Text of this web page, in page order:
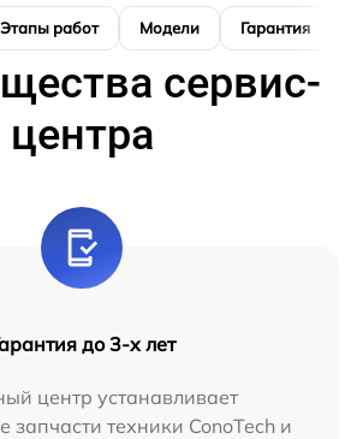
Этапы работ Модели Гарантия
сервис-
центра
до 3-х лет
центр устанавливает
запчасти техники ConoTech и